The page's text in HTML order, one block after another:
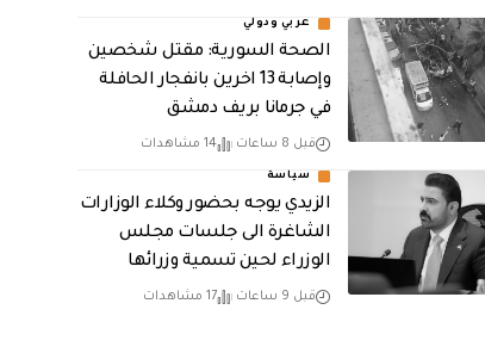
عربي ودولي
الصحة السورية: مقتل شخصين
وإصابة 13 اخرين بانفجار الحافلة
في جرمانا بريف دمشق
قبل 8 ساعات 14 مشاهدات
سياسة
الزيدي يوجه بحضور وكلاء الوزارات
الشاغرة الى جلسات مجلس
الوزراء لحين تسمية وزرائها
قبل 9 ساعات 17 مشاهدات